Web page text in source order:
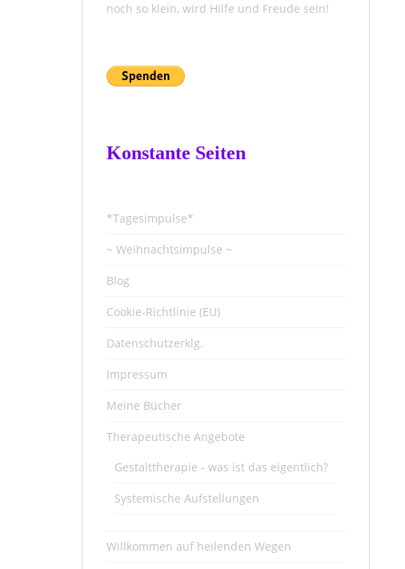
noch so klein, wird Hilfe und Freude sein!
Konstante Seiten
*Tagesimpulse*
~ Weihnachtsimpulse ~
Blog
Cookie-Richtlinie (EU)
Datenschutzerklg.
Impressum
Meine Bücher
Therapeutische Angebote
Gestalttherapie - was ist das eigentlich?
Systemische Aufstellungen
Willkommen auf heilenden Wegen